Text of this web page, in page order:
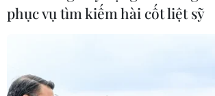
08/08/2026 06:36
Trường Đại học Hồng Đức
phục vụ tìm kiếm hài cốt liệt sỹ